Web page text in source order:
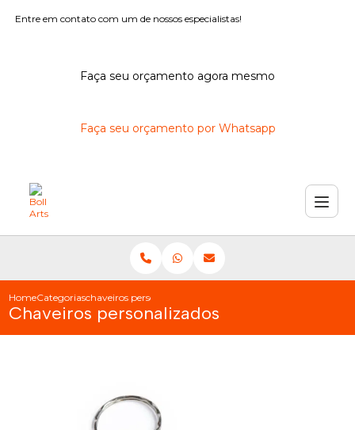
Entre em contato com um de nossos especialistas!
Faça seu orçamento agora mesmo
Faça seu orçamento por Whatsapp
HomeCategoriaschaveiros personalizados
Chaveiros personalizados